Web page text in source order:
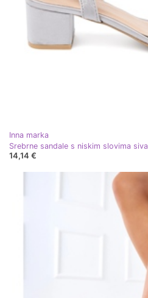
Inna marka
Srebrne sandale s niskim slovima siva
14,14 €